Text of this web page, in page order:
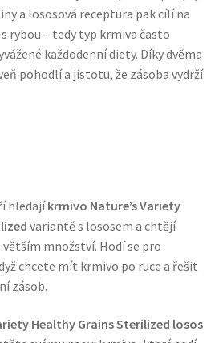
psy
a lososová receptura pak cílí na
rybou – tedy typ krmiva často
každodenní diety. Díky dvěma
pohodlí a jistotu, že zásoba vydrží
hledajíkrmivo Nature’s Variety
variantě s lososem a chtějí
množství. Hodí se pro
chcete mít krmivo po ruce a řešit
zásob.
Healthy Grains Sterilized losos